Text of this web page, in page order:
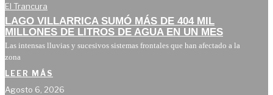
El Trancura
LAGO VILLARRICA SUMÓ MÁS DE 404 MIL
MILLONES DE LITROS DE AGUA EN UN MES
Las intensas lluvias y sucesivos sistemas frontales que han afectado a la
zona
LEER MÁS
Agosto 6, 2026